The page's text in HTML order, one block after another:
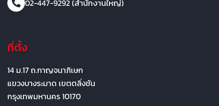
02-447-9292 (สำนักงานใหญ่)
ที่ตั้ง
14 ม.17 ถ.กาญจนาภิเษก
แขวงบางระมาด เขตตลิ่งชัน
กรุงเทพมหานคร 10170